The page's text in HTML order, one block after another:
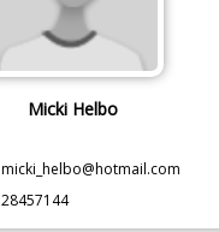
Micki Helbo
micki_helbo@hotmail.com
28457144